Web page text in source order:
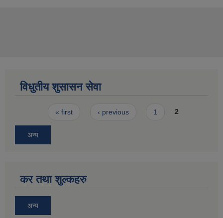
विधुतीय शुसासन सेवा
Pages« first ‹ previous 1 2
अन्य
कर तथा शुल्कहरु
अन्य